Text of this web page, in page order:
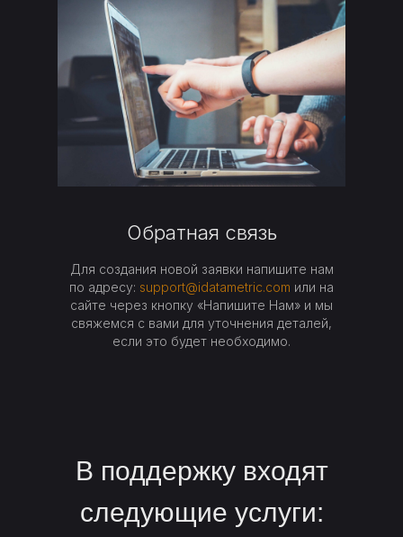
Обратная связь
Для создания новой заявки напишите нам
по адресу: support@idatametric.com или на
сайте через кнопку «Напишите Нам» и мы
свяжемся с вами для уточнения деталей,
если это будет необходимо.
В поддержку входят
следующие услуги: